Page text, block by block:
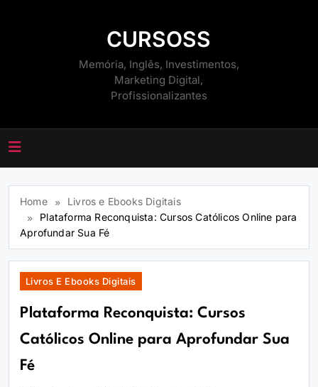
CURSOSS
Memória, Inglês, Investimentos,
Marketing Digital,
Profissionalizantes
Home
Livros e Ebooks Digitais
Plataforma Reconquista: Cursos Católicos Online para
Aprofundar Sua Fé
Livros E Ebooks Digitais
Plataforma Reconquista: Cursos
Católicos Online para Aprofundar Sua
Fé